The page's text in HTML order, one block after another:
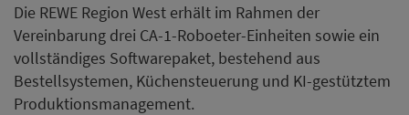
Die REWE Region West erhält im Rahmen der
Vereinbarung drei CA-1-Roboeter-Einheiten sowie ein
vollständiges Softwarepaket, bestehend aus
Bestellsystemen, Küchensteuerung und KI-gestütztem
Produktionsmanagement.